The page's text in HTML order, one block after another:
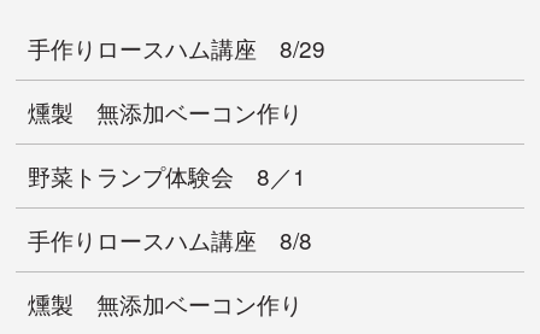
手作りロースハム講座 8/29
燻製 無添加ベーコン作り
野菜トランプ体験会 8／1
手作りロースハム講座 8/8
燻製 無添加ベーコン作り